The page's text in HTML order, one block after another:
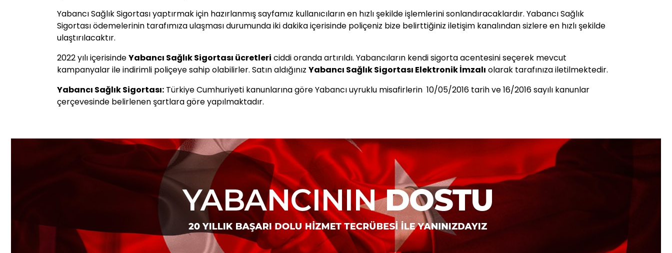
Yabancı Sağlık Sigortası yaptırmak için hazırlanmış sayfamız kullanıcıların en hızlı şekilde işlemlerini sonlandıracaklardır. Yabancı Sağlık
Sigortası ödemelerinin tarafımıza ulaşması durumunda iki dakika içerisinde poliçeniz bize belirttiğiniz iletişim kanalından sizlere en hızlı şekilde
ulaştırılacaktır.
2022 yılı içerisindeYabancı Sağlık Sigortası ücretleri ciddi oranda artırıldı. Yabancıların kendi sigorta acentesini seçerek mevcut
kampanyalar ile indirimli poliçeye sahip olabilirler. Satın aldığınız Yabancı Sağlık Sigortası Elektronik İmzalı olarak tarafınıza iletilmektedir.
Yabancı Sağlık Sigortası: Türkiye Cumhuriyeti kanunlarına göre Yabancı uyruklu misafirlerin 10/05/2016 tarih ve 16/2016 sayılı kanunlar
çerçevesinde belirlenen şartlara göre yapılmaktadır.